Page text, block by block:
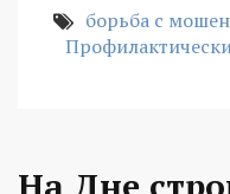
борьба с
На Дне